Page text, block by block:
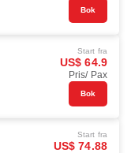
Bok
Start fra
US$ 64.9
Pris/ Pax
Bok
Start fra
US$ 74.88